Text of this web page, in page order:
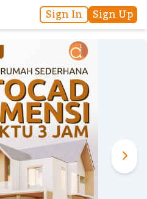
Sign In Sign Up